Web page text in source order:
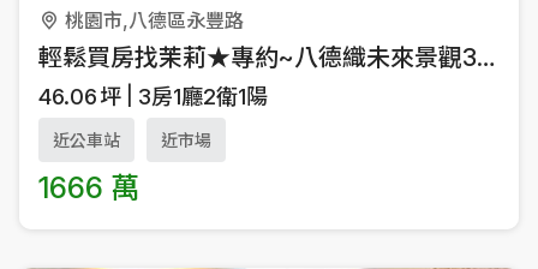
桃園市,八德區永豐路
輕鬆買房找茉莉★專約~八德織未來景觀3房車
46.06坪 3房1廳2衛1陽
近公車站 近市場
1666 萬